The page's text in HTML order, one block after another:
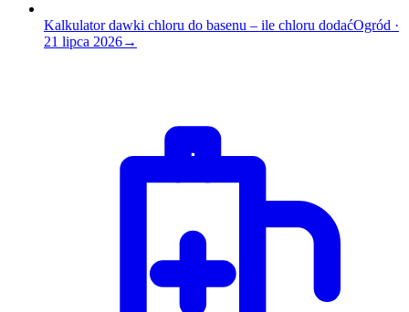
Kalkulator dawki chloru do basenu – ile chloru dodaćOgród ·
21 lipca 2026→